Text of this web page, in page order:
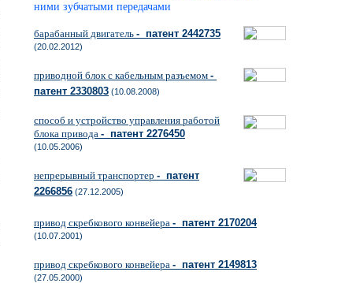
ними зубчатыми передачами
барабанный двигатель - патент 2442735
(20.02.2012)
приводной блок с кабельным разъемом -
патент 2330803 (10.08.2008)
способ и устройство управления работой
блока привода - патент 2276450
(10.05.2006)
непрерывный транспортер - патент
2266856 (27.12.2005)
привод скребкового конвейера - патент 2170204
(10.07.2001)
привод скребкового конвейера - патент 2149813
(27.05.2000)